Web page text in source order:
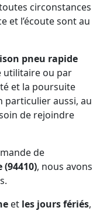
circonstances
et l’écoute sont au
pneu rapide
utilitaire ou par
et la poursuite
particulier aussi, au
de rejoindre
de
, nous avons
et les jours fériés,